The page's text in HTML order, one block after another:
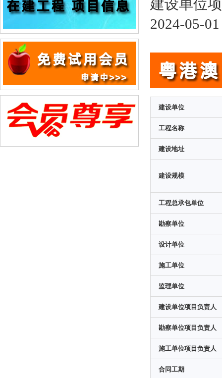
建设单位
2024-05-
建设单位
工程名称
建设地址
建设规模
工程总承包单位
勘察单位
设计单位
施工单位
监理单位
建设单位项目负责人
勘察单位项目负责人
施工单位项目负责人
合同工期